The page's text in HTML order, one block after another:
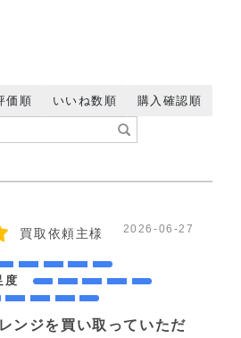
価順 いいね数順 購入確認順
買取依頼主様 2026-06-27
度
ンジを買い取っていただ